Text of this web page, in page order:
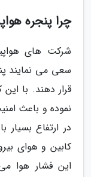
چرا پنجره
شرکت های
سعی می نمایند
قرار دهند. با
نموده و باعث
در ارتفاع بسیار
کابین و هوای
این فشار هوا